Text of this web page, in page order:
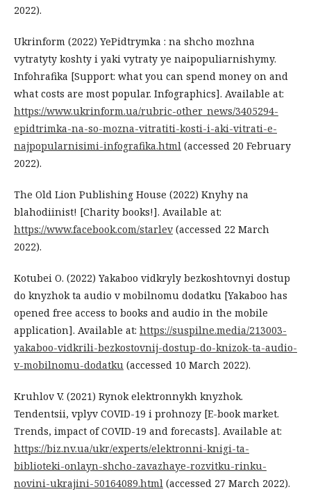
2022).
Ukrinform (2022) YePidtrymka : na shcho mozhna
vytratyty koshty i yaki vytraty ye naipopuliarnishymy.
Infohrafika [Support: what you can spend money on and
what costs are most popular. Infographics]. Available at:
https://www.ukrinform.ua/rubric-other_news/3405294-
epidtrimka-na-so-mozna-vitratiti-kosti-i-aki-vitrati-e-
najpopularnisimi-infografika.html (accessed 20 February
2022).
The Old Lion Publishing House (2022) Knyhy na
blahodiinist! [Charity books!]. Available at:
https://www.facebook.com/starlev (accessed 22 March
2022).
Kotubei O. (2022) Yakaboo vidkryly bezkoshtovnyi dostup
do knyzhok ta audio v mobilnomu dodatku [Yakaboo has
opened free access to books and audio in the mobile
application]. Available at: https://suspilne.media/213003-
yakaboo-vidkrili-bezkostovnij-dostup-do-knizok-ta-audio-
v-mobilnomu-dodatku (accessed 10 March 2022).
Kruhlov V. (2021) Rynok elektronnykh knyzhok.
Tendentsii, vplyv COVID-19 i prohnozy [E-book market.
Trends, impact of COVID-19 and forecasts]. Available at:
https://biz.nv.ua/ukr/experts/elektronni-knigi-ta-
biblioteki-onlayn-shcho-zavazhaye-rozvitku-rinku-
novini-ukrajini-50164089.html (accessed 27 March 2022).